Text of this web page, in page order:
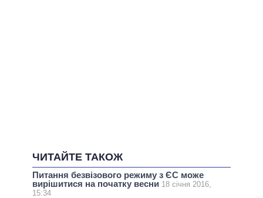
ЧИТАЙТЕ ТАКОЖ
Питання безвізового режиму з ЄС може
вирішитися на початку весни 18 січня 2016,
15:34